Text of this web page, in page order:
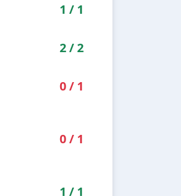
1 / 1
2/2
0/ 1
0/ 1
1 / 1